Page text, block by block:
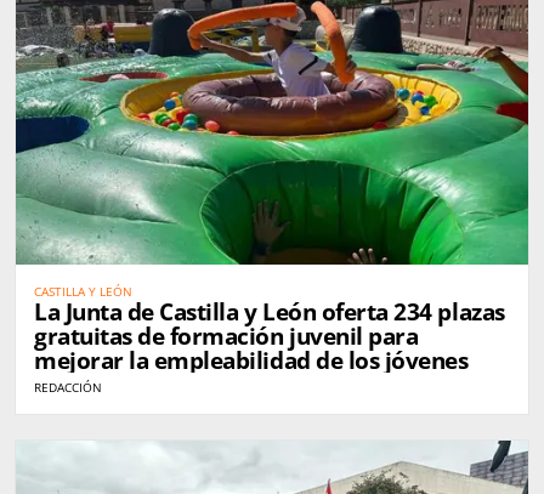
CASTILLA Y LEÓN
La Junta de Castilla y León oferta 234 plazas
gratuitas de formación juvenil para
mejorar la empleabilidad de los jóvenes
REDACCIÓN